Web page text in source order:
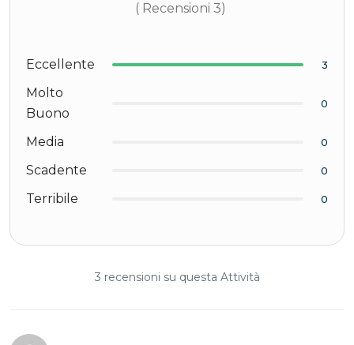
( Recensioni 3)
Eccellente 3
Molto
Buono
0
Media 0
Scadente 0
Terribile 0
3 recensioni su questa Attività